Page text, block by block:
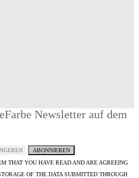
Newsletter auf dem
ABONNIEREN
THAT YOU HAVE READ AND ARE AGREEING
OF THE DATA SUBMITTED THROUGH